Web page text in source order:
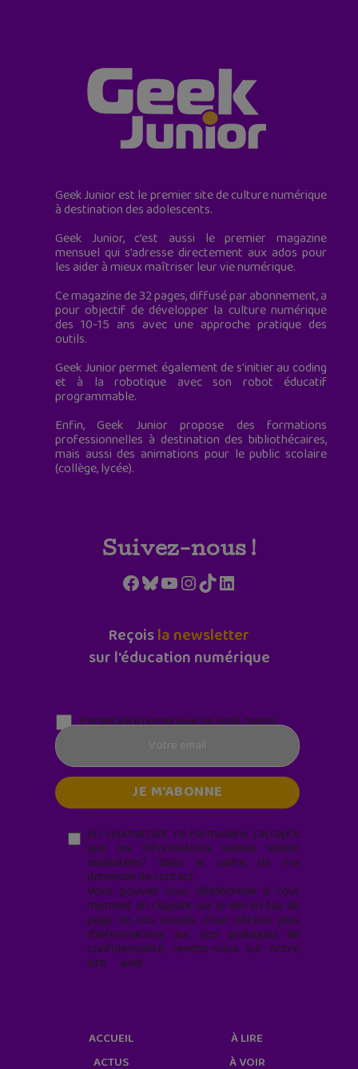
Geek Junior est le premier site de culture numérique
à destination des adolescents.
Geek Junior, c’est aussi le premier magazine
mensuel qui s’adresse directement aux ados pour
les aider à mieux maîtriser leur vie numérique.
Ce magazine de 32 pages, diffusé par abonnement, a
pour objectif de développer la culture numérique
des 10-15 ans avec une approche pratique des
outils.
Geek Junior permet également de s'initier au coding
et à la robotique avec son robot éducatif
programmable.
Enfin, Geek Junior propose des formations
professionnelles à destination des bibliothécaires,
mais aussi des animations pour le public scolaire
(collège, lycée).
Suivez-nous !
Facebook
Bluesky
YouTube
Instagram
TikTokLinkedIn
Reçoisla newsletter
sur l'éducation numérique
Parentalité numérique (le lundi matin)
En soumettant ce formulaire, j’accepte
que les informations saisies soient
exploitées* dans le cadre de ma
demande de contact.
Vous pouvez vous désabonner à tout
moment en cliquant sur le lien en bas de
page de nos emails. Pour obtenir plus
d'informations sur nos pratiques de
confidentialité, rendez-vous sur notre
site web
ACCUEIL
ACTUS
À LIRE
À VOIR